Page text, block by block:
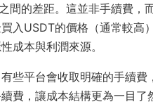
間的差距。這並非手續費，
入USDT的價格（通常較高
成本與利潤來源。
些平台會收取明確的手續費
費，讓成本結構更為一目了